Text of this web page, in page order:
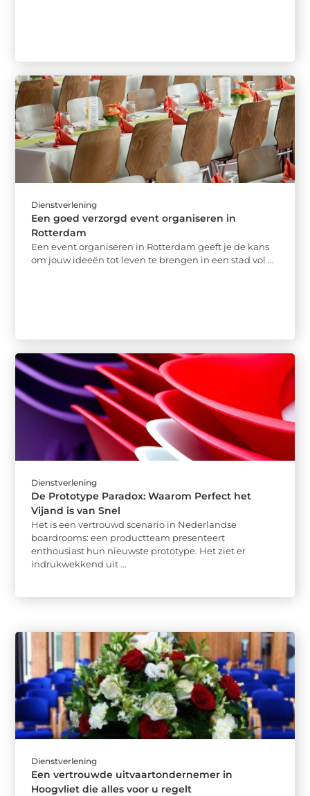
Dienstverlening
Een goed verzorgd event organiseren in
Rotterdam
Een event organiseren in Rotterdam geeft je de kans
om jouw ideeën tot leven te brengen in een stad vol ...
Dienstverlening
De Prototype Paradox: Waarom Perfect het
Vijand is van Snel
Het is een vertrouwd scenario in Nederlandse
boardrooms: een productteam presenteert
enthousiast hun nieuwste prototype. Het ziet er
indrukwekkend uit ...
Dienstverlening
Een vertrouwde uitvaartondernemer in
Hoogvliet die alles voor u regelt